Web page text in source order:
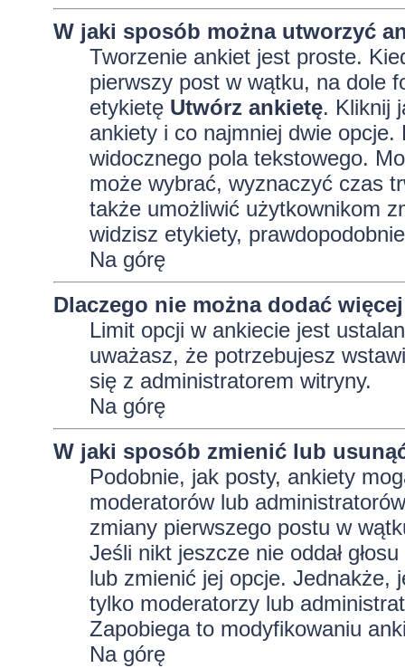
W jaki sposób można utworzyć
Tworzenie ankiet jest proste.
pierwszy post w wątku, na dole
etykietę Utwórz ankietę. Kliknij
ankiety i co najmniej dwie
widocznego pola tekstowego.
może wybrać, wyznaczyć czas
także umożliwić użytkownikom
widzisz etykiety,
Na górę
Dlaczego nie można dodać
Limit opcji w ankiecie jest
uważasz, że potrzebujesz
się z administratorem witryny.
Na górę
W jaki sposób zmienić lub
Podobnie, jak posty, ankiety
moderatorów lub
zmiany pierwszego postu w
Jeśli nikt jeszcze nie oddał
lub zmienić jej opcje. Jednakże,
tylko moderatorzy lub
Zapobiega to modyfikowaniu
Na górę